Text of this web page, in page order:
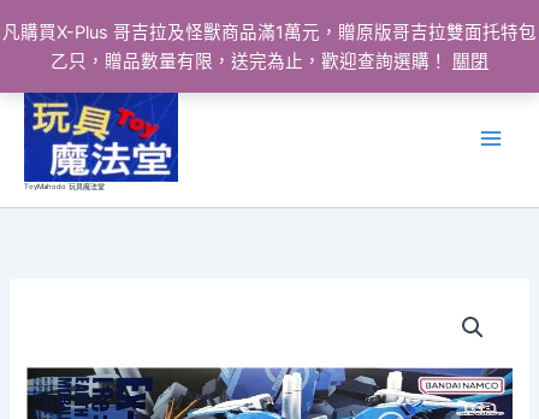
凡購買X-Plus 哥吉拉及怪獸商品滿1萬元，贈原版哥吉拉雙面托特包
乙只，贈品數量有限，送完為止，歡迎查詢選購！
關閉
ToyMahodo 玩具魔法堂